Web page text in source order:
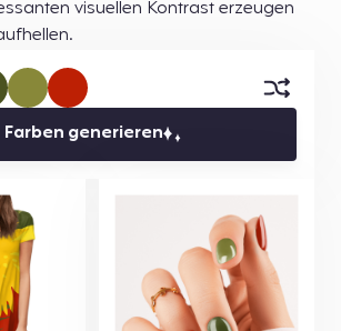
visuellen Kontrast erzeugen
Farben generieren